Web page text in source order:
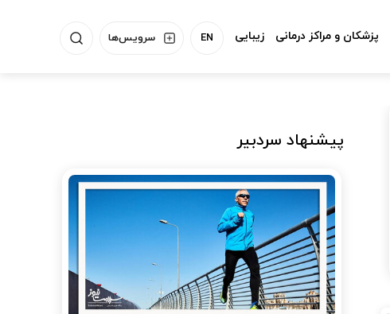
سرویس‌ها EN پزشکان و مراکز درمانی زیبایی
پیشنهاد سردبیر